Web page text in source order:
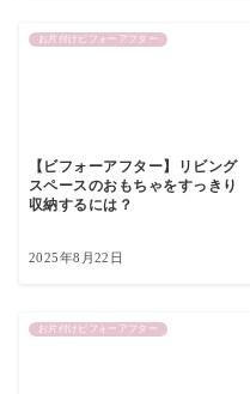
お片付けビフォーアフター
【ビフォーアフター】リビング
スペースのおもちゃをすっきり
収納するには？
2025年8月22日
お片付けビフォーアフター